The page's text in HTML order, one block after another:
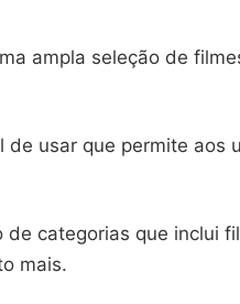
ampla seleção de
usar que permite aos
categorias que inclui
mais.